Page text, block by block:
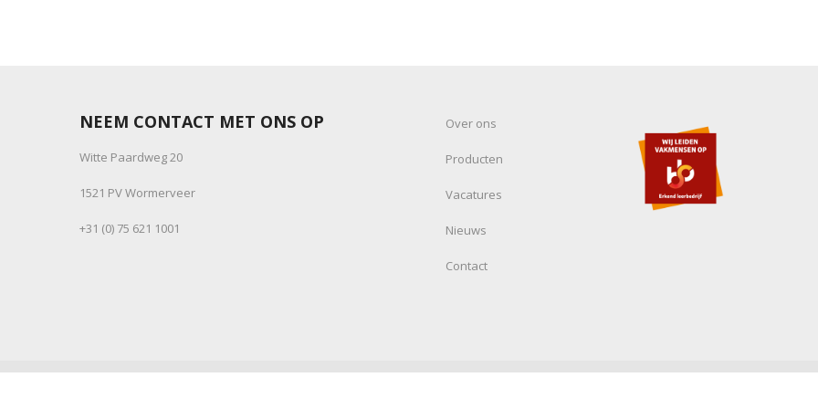
NEEM CONTACT MET ONS OP
Witte Paardweg 20
1521 PV Wormerveer
+31 (0) 75 621 1001
Over ons
Producten
Vacatures
Nieuws
Contact